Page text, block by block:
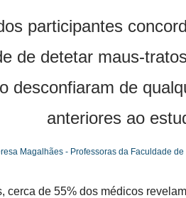
participantes
de detetar maus-
desconfiaram de
anteriores ao
Magalhães - Professoras da Faculdade
cerca de 55% dos médicos